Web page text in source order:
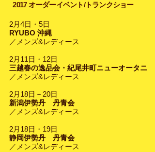
​2017 オーダーイベント/トランクショー
2月4日・5日
RYUBO 沖縄
／メンズ&レディース
2月11日・12日
三越春の逸品会・紀尾井町ニューオータニ
／メンズ&レディース
2月18日－20日
新潟伊勢丹 丹青会
／メンズ&レディース
2月18日・19日
静岡伊勢丹 丹青会
／メンズ&レディース